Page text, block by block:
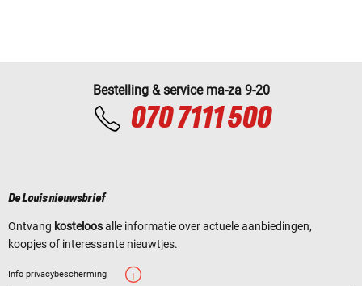
Bestelling & service ma-za 9-20
070 7111 500
De Louis nieuwsbrief
Ontvang kosteloosalle informatie over actuele aanbiedingen,
koopjes of interessante nieuwtjes.
Info privacybescherming